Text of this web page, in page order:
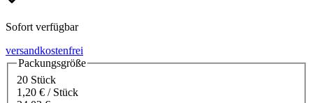
Sofort verfügbar
versandkostenfrei
Packungsgröße
20 Stück
1,20 € / Stück